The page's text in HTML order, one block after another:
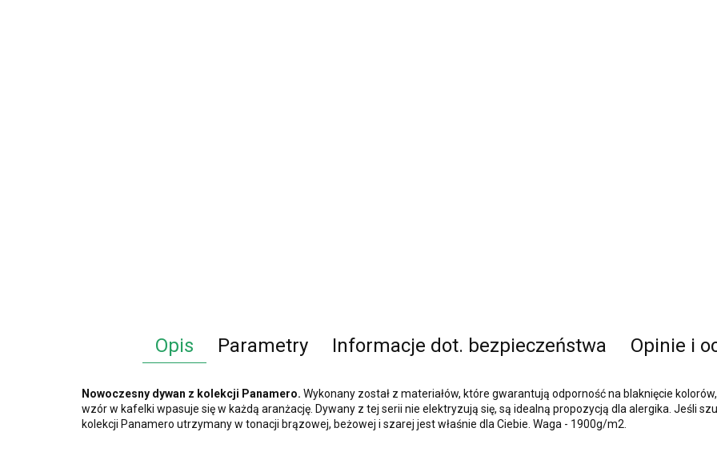
Opis Parametry Informacje dot. bezpieczeństwa Opinie i
Nowoczesny dywan z kolekcji Panamero. Wykonany został z materiałów, które gwarantują odporność na blaknięcie
wzór w kafelki wpasuje się w każdą aranżację. Dywany z tej serii nie elektryzują się, są idealną propozycją dla alergika. Jeśli
kolekcji Panamero utrzymany w tonacji brązowej, beżowej i szarej jest właśnie dla Ciebie. Waga - 1900g/m2.